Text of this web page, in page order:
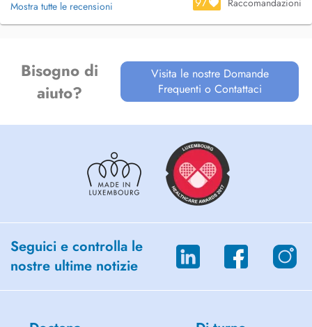
Mostra tutte le recensioni Raccomandazioni
Bisogno di
aiuto?
Visita le nostre Domande
Frequenti o Contattaci
Seguici e controlla le
nostre ultime notizie